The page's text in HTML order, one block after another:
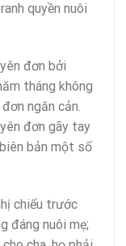
quyền nuôi
đơn bởi
tháng không
ngăn cản.
đơn gãy tay
bản một số
chiếu trước
đáng nuôi mẹ;